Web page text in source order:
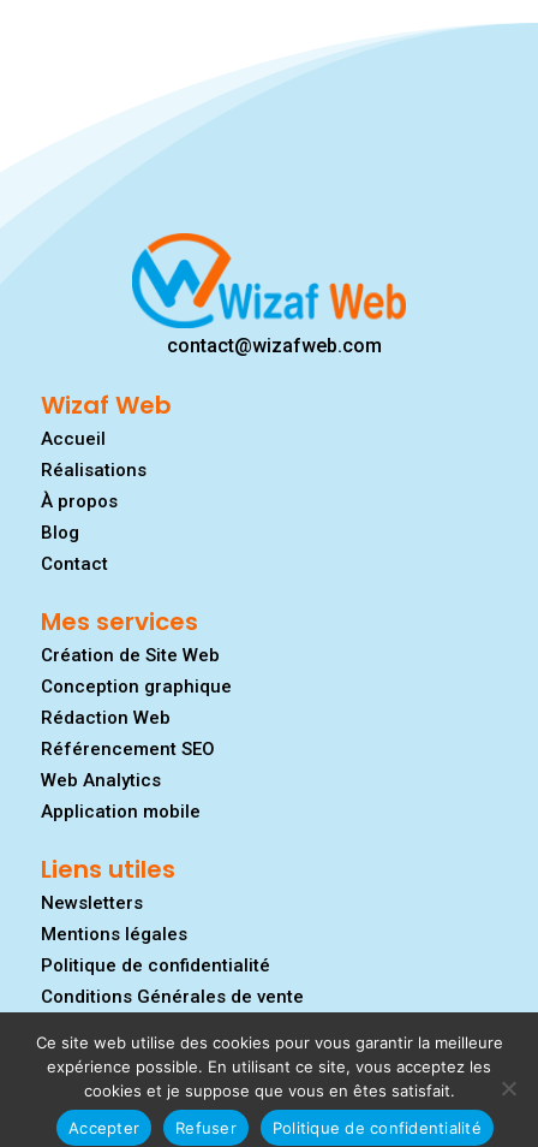
contact@wizafweb.com
Wizaf Web
Accueil
Réalisations
À propos
Blog
Contact
Mes services
Création de Site Web
Conception graphique
Rédaction Web
Référencement SEO
Web Analytics
Application mobile
Liens utiles
Newsletters
Mentions légales
Politique de confidentialité
Conditions Générales de vente
© 2026 -Wizaf Web | Tous droits réservés.
Ce site web utilise des cookies pour vous garantir la meilleure
expérience possible. En utilisant ce site, vous acceptez les
cookies et je suppose que vous en êtes satisfait.
Accepter
Refuser Politique de confidentialité